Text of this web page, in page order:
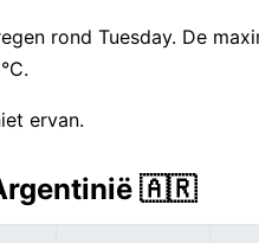
rond Tuesday. De
ervan.
🇦🇷